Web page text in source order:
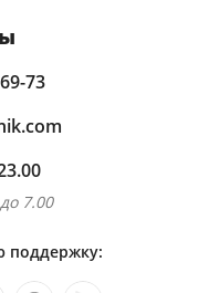
73
7.00
поддержку: